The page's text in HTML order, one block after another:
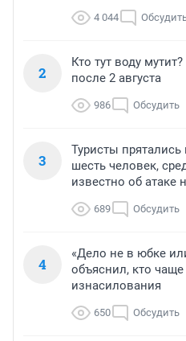
4 044
2
Кто тут воду
после 2 августа
986 Обсудить
3
Туристы
шесть человек,
известно об атаке
689 Обсудить
4
«Дело не в юбке
объяснил, кто
изнасилования
650 Обсудить